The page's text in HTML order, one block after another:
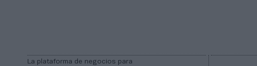
La plataforma de negocios para